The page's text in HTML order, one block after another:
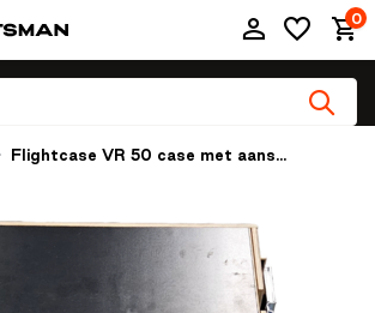
0
Flightcase VR 50 case met aans...